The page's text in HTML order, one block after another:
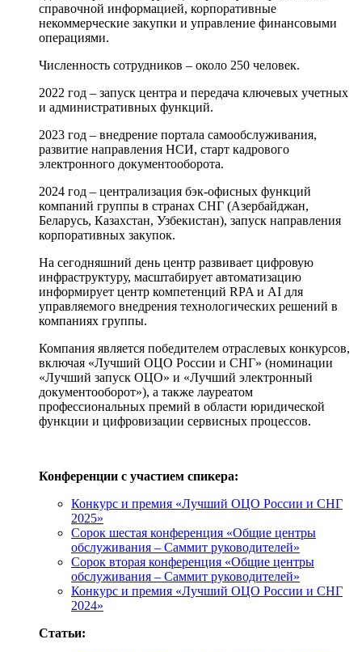
справочной информацией, корпоративные
некоммерческие закупки и управление финансовыми
операциями.
Численность сотрудников – около 250 человек.
2022 год – запуск центра и передача ключевых учетных
и административных функций.
2023 год – внедрение портала самообслуживания,
развитие направления НСИ, старт кадрового
электронного документооборота.
2024 год – централизация бэк-офисных функций
компаний группы в странах СНГ (Азербайджан,
Беларусь, Казахстан, Узбекистан), запуск направления
корпоративных закупок.
На сегодняшний день центр развивает цифровую
инфраструктуру, масштабирует автоматизацию
информирует центр компетенций RPA и AI для
управляемого внедрения технологических решений в
компаниях группы.
Компания является победителем отраслевых конкурсов,
включая «Лучший ОЦО России и СНГ» (номинации
«Лучший запуск ОЦО» и «Лучший электронный
документооборот»), а также лауреатом
профессиональных премий в области юридической
функции и цифровизации сервисных процессов.
Конференции с участием спикера:
Конкурс и премия «Лучший ОЦО России и СНГ
2025»
Сорок шестая конференция «Общие центры
обслуживания – Саммит руководителей»
Сорок вторая конференция «Общие центры
обслуживания – Саммит руководителей»
Конкурс и премия «Лучший ОЦО России и СНГ
2024»
Статьи: